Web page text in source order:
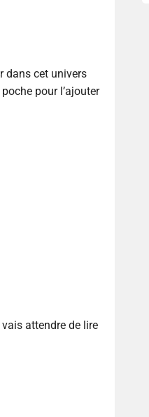
dans cet univers
pour l’ajouter
attendre de lire